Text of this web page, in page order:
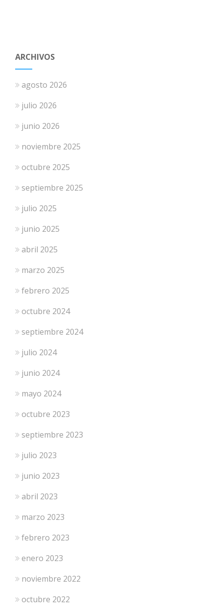
ARCHIVOS
agosto 2026
julio 2026
junio 2026
noviembre 2025
octubre 2025
septiembre 2025
julio 2025
junio 2025
abril 2025
marzo 2025
febrero 2025
octubre 2024
septiembre 2024
julio 2024
junio 2024
mayo 2024
octubre 2023
septiembre 2023
julio 2023
junio 2023
abril 2023
marzo 2023
febrero 2023
enero 2023
noviembre 2022
octubre 2022